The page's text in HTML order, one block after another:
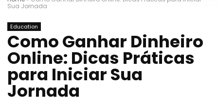
Sua Jornada
Education
Como Ganhar Dinheiro
Online: Dicas Práticas
para Iniciar Sua
Jornada